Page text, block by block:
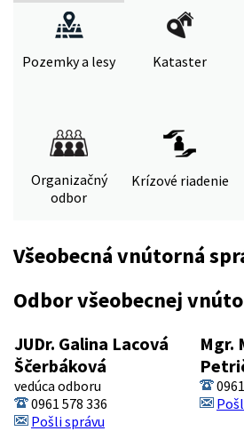
Pozemky a lesy Kataster
Organizačný
odbor
Krízové riadenie
Všeobecná vnútorná
Odbor všeobecnej
JUDr. Galina Lacová
Ščerbáková
vedúca odboru
0961 578 336
Pošli správu
Mgr.